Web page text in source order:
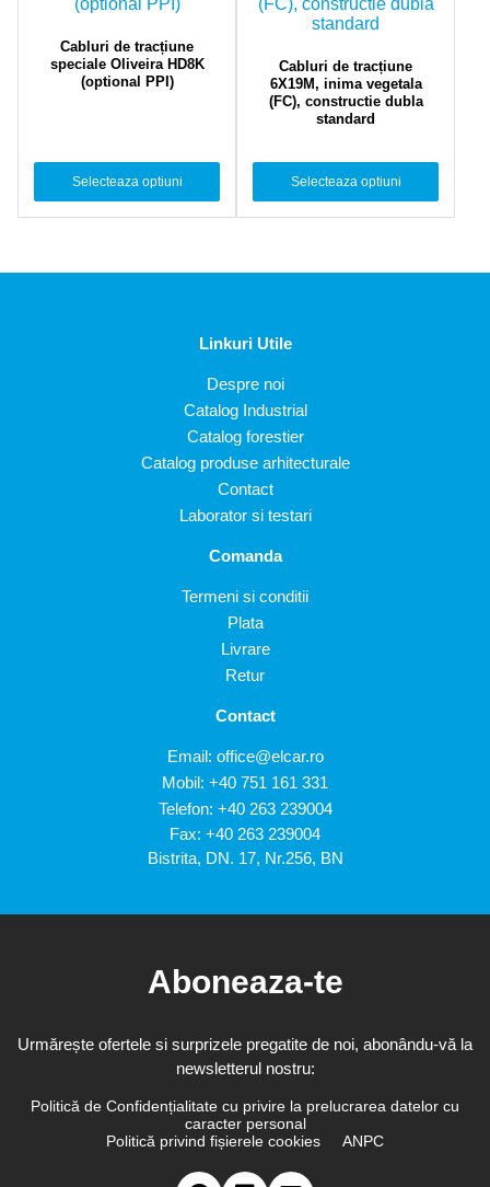
Cabluri de tracțiune
speciale Oliveira HD8K
(optional PPI)
Selecteaza optiuni
Cabluri de tracțiune
6X19M, inima vegetala
(FC), constructie dubla
standard
Selecteaza optiuni
Linkuri Utile
Despre noi
Catalog Industrial
Catalog forestier
Catalog produse arhitecturale
Contact
Laborator si testari
Comanda
Termeni si conditii
Plata
Livrare
Retur
Contact
Email: office@elcar.ro
Mobil: +40 751 161 331
Telefon: +40 263 239004
Fax: +40 263 239004
Bistrita, DN. 17, Nr.256, BN
Aboneaza-te
Urmărește ofertele si surprizele pregatite de noi, abonându-vă la
newsletterul nostru:
Politică de Confidențialitate cu privire la prelucrarea datelor cu
caracter personal
Politică privind fișierele cookies
ANPC